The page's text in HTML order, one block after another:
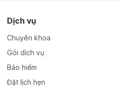
Dịch vụ
Chuyên khoa
Gói dịch vụ
Bảo hiểm
Đặt lịch hẹn